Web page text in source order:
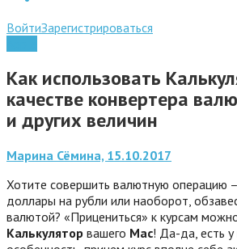
ВойтиЗарегистрироваться
Как использовать
качестве конвертера
и других величин
Марина Сёмина, 15.10.2017
Хотите совершить валютную операцию
доллары на рубли или наоборот,
валютой? «Прицениться» к курсам
Калькулятор вашего Mac! Да-да, есть у